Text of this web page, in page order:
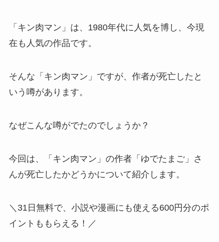
「キン肉マン」は、1980年代に人気を博し、今現
在も人気の作品です。
そんな「キン肉マン」ですが、作者が死亡したと
いう噂があります。
なぜこんな噂がでたのでしょうか？
今回は、「キン肉マン」の作者「ゆでたまご」さ
んが死亡したかどうかについて紹介します。
＼31日無料で、小説や漫画にも使える600円分のポ
イントももらえる！／